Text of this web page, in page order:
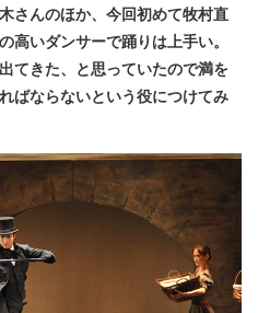
さんのほか、今回初めて牧村直
高いダンサーで踊りは上手い。
てきた、と思っていたので満を
ばならないという役につけてみ